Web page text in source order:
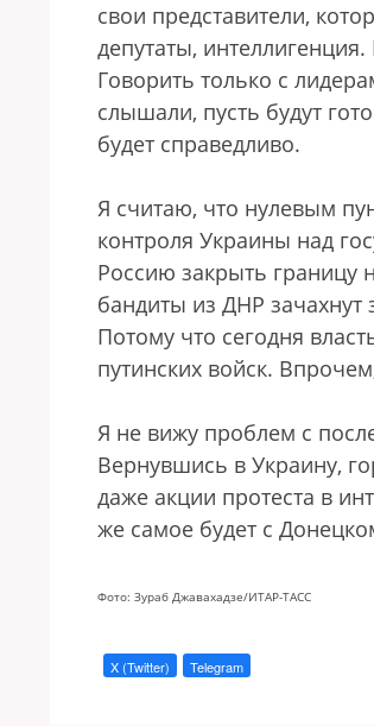
свои представители,
депутаты,
Говорить только с
слышали, пусть будут
будет справедливо.
Я считаю, что нулевым
контроля Украины над
Россию закрыть границу
бандиты из ДНР зачахнут
Потому что сегодня
путинских войск.
Я не вижу проблем с
Вернувшись в Украину,
даже акции протеста в
же самое будет с
Фото: Зураб Джавахадзе/ИТАР-ТАСС
X (Twitter) Telegram